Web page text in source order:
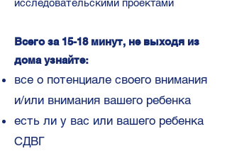
исследовательскими проектами
Всего за 15-18 минут, не выходя из
дома узнайте:
все о потенциале своего внимания
и/или внимания вашего ребенка
есть ли у вас или вашего ребенка
СДВГ